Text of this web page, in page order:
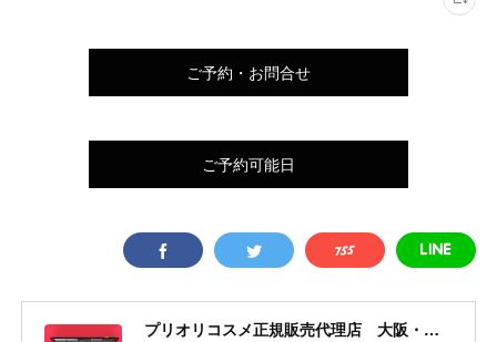
ご予約・お問合せ
ご予約可能日
プリオリコスメ正規販売代理店 大阪・吹田 yourcolor+